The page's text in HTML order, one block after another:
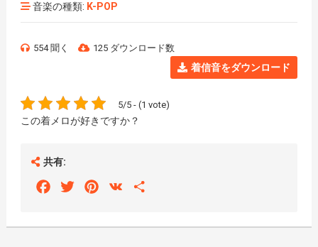
音楽の種類: K-POP
554 聞く 125 ダウンロード数
着信音をダウンロード
5/5 - (1 vote)
この着メロが好きですか？
共有:
FacebookTwitterPinterest
VK